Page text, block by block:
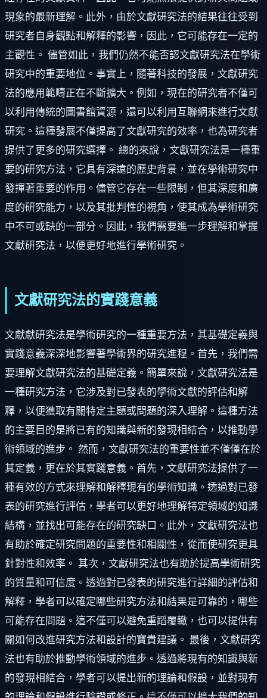
現象的最新理解。此外，由於文獻研究法的結果往往受到
研究者自身觀點和解釋的影響，因此，它可能存在一定的
主觀性。 儘管如此，我們仍然不能否認文獻研究法在學術
研究中的重要地位。事實上，隨著科技的發展，文獻研究
法的應用範疇正在不斷擴大。例如，現在的研究者不僅可
以利用傳統的圖書館資源，還可以利用互聯網來進行文獻
研究。這種發展不僅提高了文獻研究的效率，也為研究者
提供了更多的研究選擇。 總的來說，文獻研究法是一種重
要的研究方法，它具有深遠的歷史背景，並在學術研究中
發揮著重要的作用。儘管它存在一些限制，但其深度和廣
度的研究能力，以及其批判性的視角，使其成為學術研究
中不可或缺的一部分。因此，我們需要進一步理解和掌握
文獻研究法，以便更好地進行學術研究。
文獻研究法的實踐意義
文獻獻研究法是學術研究的一種重要方法，其基礎定義與
實踐意義深深地影響著學術界的研究進程。首先，我們需
要理解文獻研究法的基礎定義。簡單來說，文獻研究法是
一種研究方法，它涉及對已發表的學術文獻的評估和解
釋，以便獲取有關特定主題或問題的深入理解。這種方法
的主要目的是將已有的知識與新的發現相結合，以推動學
術領域的進步。 然而，文獻研究法的重要性並不僅僅在於
其定義，更在於其實踐意義。首先，文獻研究法提供了一
種有效的方式來理解和解釋現有的學術知識。透過對已發
表的研究進行評估，學者可以更好地理解特定領域的知識
結構，並找出可能存在的研究缺口。此外，文獻研究法也
有助於確定研究問題的重要性和相關性，從而使研究更具
針對性和效率。 其次，文獻研究法也有助於提高學術研究
的質量和可信度。透過對已發表的研究進行詳細的評估和
解釋，學者可以確定哪些研究方法和結果是可靠的，哪些
可能存在問題。這不僅可以避免重蹈覆轍，也可以提供有
關如何改進研究方法和設計的寶貴建議。 最後，文獻研究
法也有助於推動學術領域的進步。透過將現有的知識與新
的發現相結合，學者可以提出新的理論和假設，並對現有